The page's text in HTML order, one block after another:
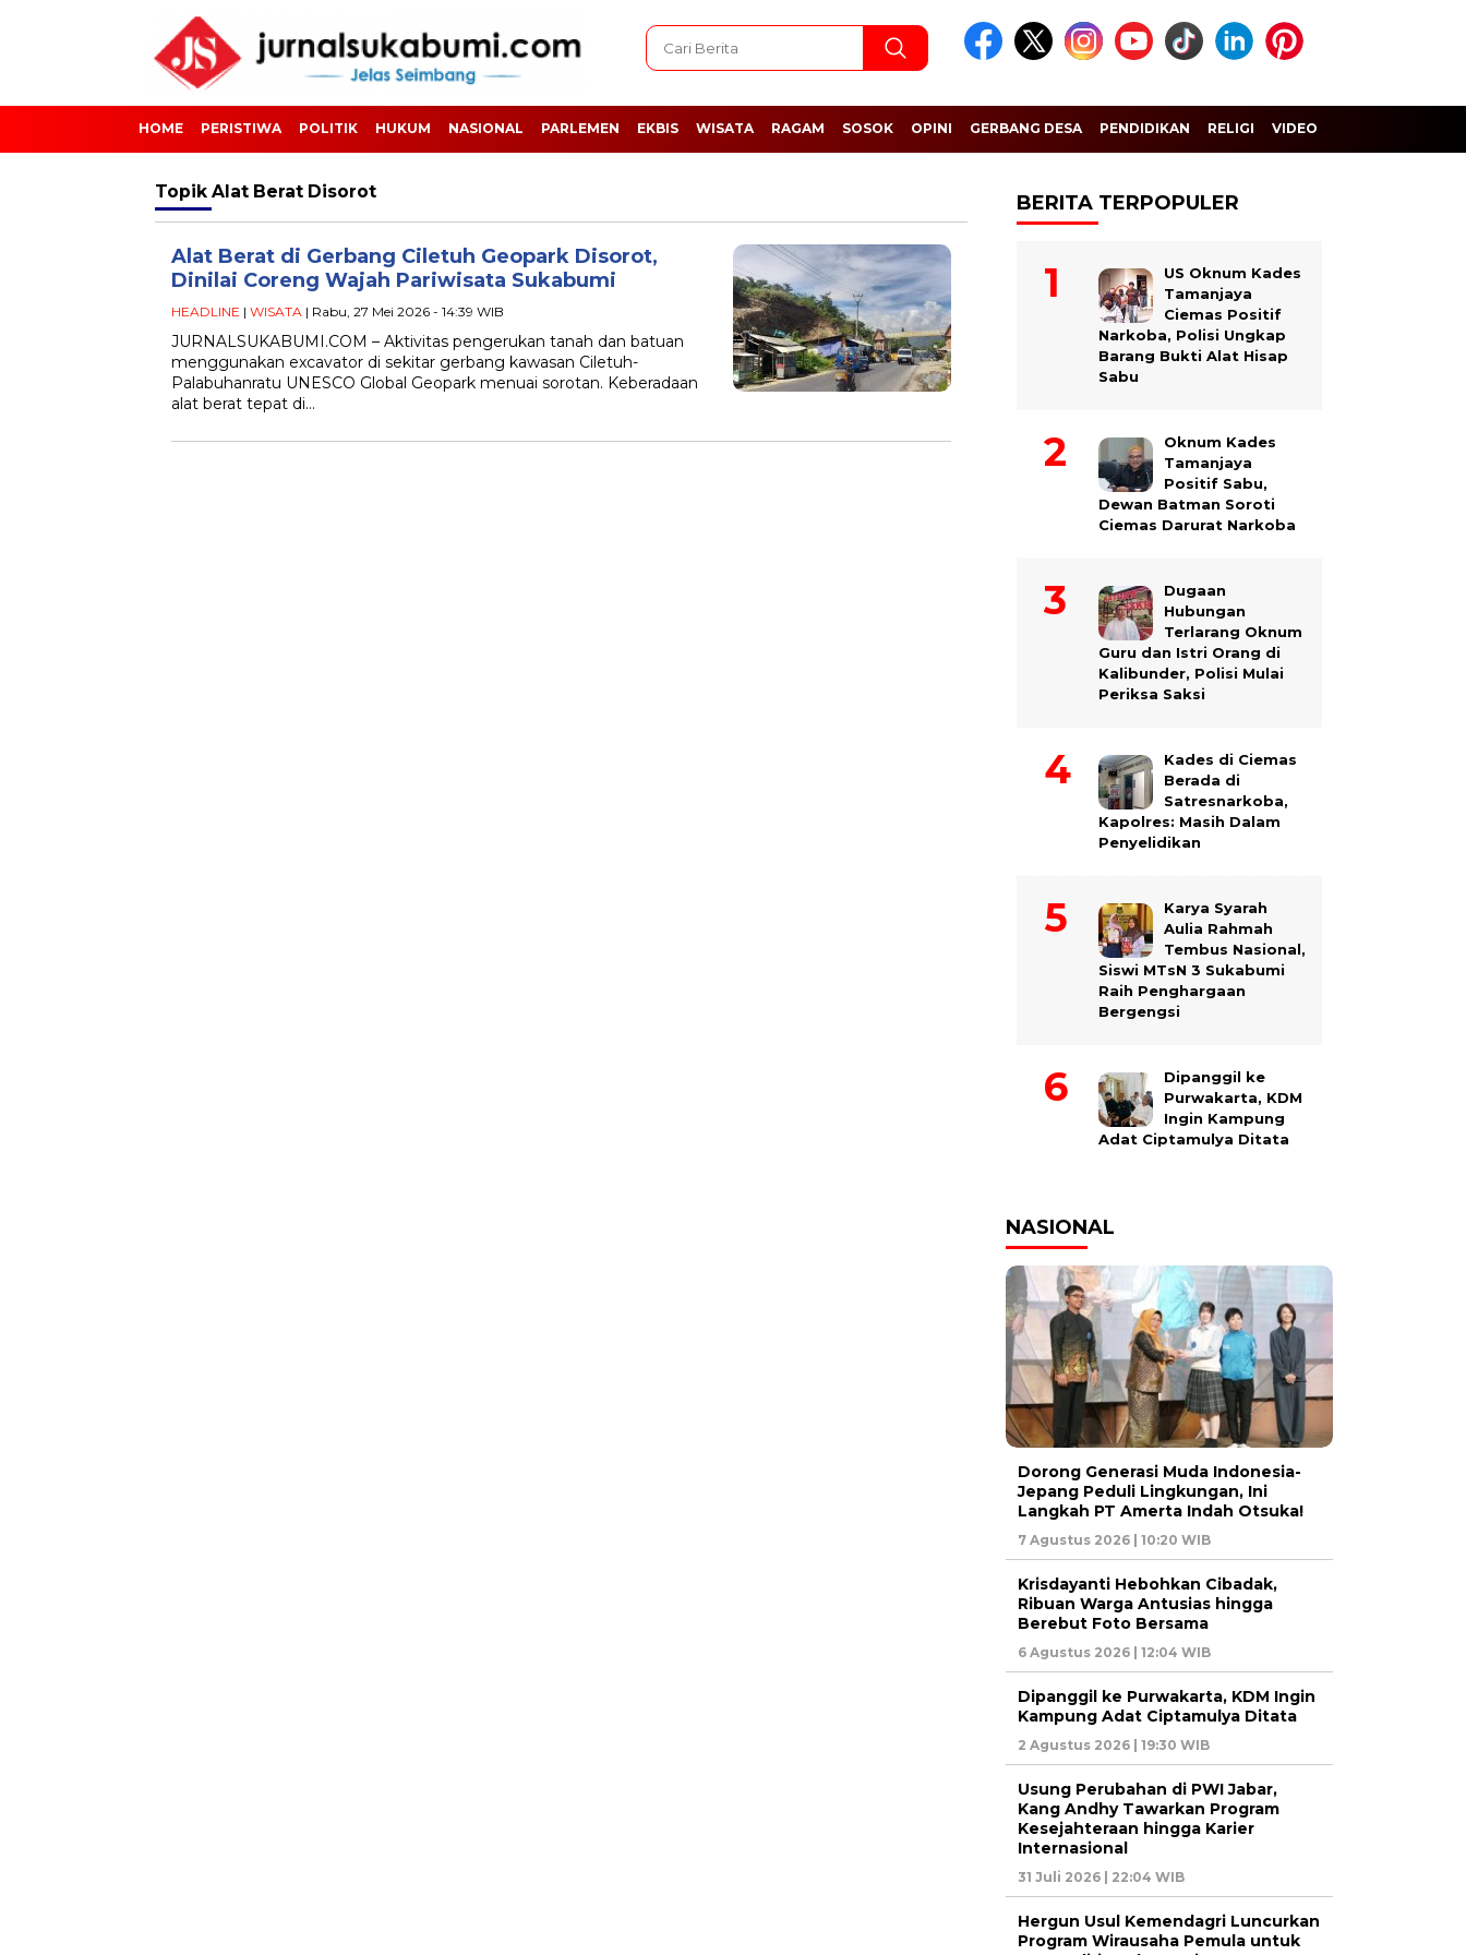
HOME PERISTIWA POLITIK HUKUM NASIONAL PARLEMEN EKBIS WISATA RAGAM SOSOK OPINI GERBANG DESA PENDIDIKAN RELIGI VIDEO
Topik Alat Berat Disorot
Alat Berat di Gerbang Ciletuh Geopark Disorot,
Dinilai Coreng Wajah Pariwisata Sukabumi
HEADLINE | WISATA | Rabu, 27 Mei 2026 - 14:39 WIB
JURNALSUKABUMI.COM – Aktivitas pengerukan tanah dan batuan
menggunakan excavator di sekitar gerbang kawasan Ciletuh-
Palabuhanratu UNESCO Global Geopark menuai sorotan. Keberadaan
alat berat tepat di…
BERITA TERPOPULER
US Oknum Kades
Tamanjaya
Ciemas Positif
Narkoba, Polisi Ungkap
Barang Bukti Alat Hisap
Sabu
Oknum Kades
Tamanjaya
Positif Sabu,
Dewan Batman Soroti
Ciemas Darurat Narkoba
Dugaan
Hubungan
Terlarang Oknum
Guru dan Istri Orang di
Kalibunder, Polisi Mulai
Periksa Saksi
Kades di Ciemas
Berada di
Satresnarkoba,
Kapolres: Masih Dalam
Penyelidikan
Karya Syarah
Aulia Rahmah
Tembus Nasional,
Siswi MTsN 3 Sukabumi
Raih Penghargaan
Bergengsi
Dipanggil ke
Purwakarta, KDM
Ingin Kampung
Adat Ciptamulya Ditata
NASIONAL
Dorong Generasi Muda Indonesia-
Jepang Peduli Lingkungan, Ini
Langkah PT Amerta Indah Otsuka!
7 Agustus 2026 | 10:20 WIB
Krisdayanti Hebohkan Cibadak,
Ribuan Warga Antusias hingga
Berebut Foto Bersama
6 Agustus 2026 | 12:04 WIB
Dipanggil ke Purwakarta, KDM Ingin
Kampung Adat Ciptamulya Ditata
2 Agustus 2026 | 19:30 WIB
Usung Perubahan di PWI Jabar,
Kang Andhy Tawarkan Program
Kesejahteraan hingga Karier
Internasional
31 Juli 2026 | 22:04 WIB
Hergun Usul Kemendagri Luncurkan
Program Wirausaha Pemula untuk